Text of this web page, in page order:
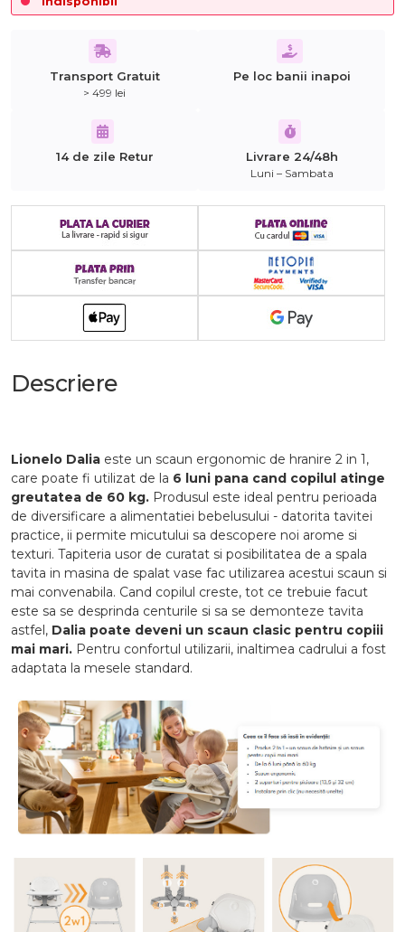
Transport Gratuit
> 499 lei
Pe loc banii inapoi
14 de zile Retur Livrare 24/48h
Luni – Sambata
Descriere
Lionelo Dalia este un scaun ergonomic de hranire 2 in 1,
care poate fi utilizat de la 6 luni pana cand copilul atinge
greutatea de 60 kg. Produsul este ideal pentru perioada
de diversificare a alimentatiei bebelusului - datorita tavitei
practice, ii permite micutului sa descopere noi arome si
texturi. Tapiteria usor de curatat si posibilitatea de a spala
tavita in masina de spalat vase fac utilizarea acestui scaun si
mai convenabila. Cand copilul creste, tot ce trebuie facut
este sa se desprinda centurile si sa se demonteze tavita
astfel, Dalia poate deveni un scaun clasic pentru copiii
mai mari. Pentru confortul utilizarii, inaltimea cadrului a fost
adaptata la mesele standard.